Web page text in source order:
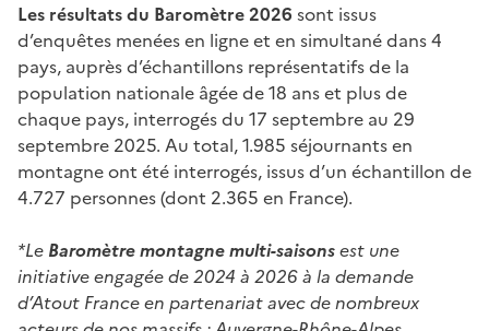
Les résultats du Baromètre 2026 sont issus
d’enquêtes menées en ligne et en simultané dans 4
pays, auprès d’échantillons représentatifs de la
population nationale âgée de 18 ans et plus de
chaque pays, interrogés du 17 septembre au 29
septembre 2025. Au total, 1.985 séjournants en
montagne ont été interrogés, issus d’un échantillon de
4.727 personnes (dont 2.365 en France).
*Le Baromètre montagne multi-saisonsest une
initiative engagée de 2024 à 2026 à la demande
d’Atout France en partenariat avec de nombreux